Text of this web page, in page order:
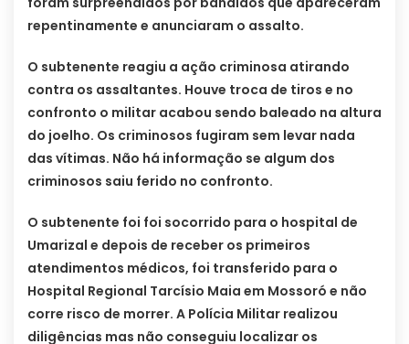
repentinamente e anunciaram o assalto.
O subtenente reagiu a ação criminosa atirando
contra os assaltantes. Houve troca de tiros e no
confronto o militar acabou sendo baleado na altura
do joelho. Os criminosos fugiram sem levar nada
das vítimas. Não há informação se algum dos
criminosos saiu ferido no confronto.
O subtenente foi foi socorrido para o hospital de
Umarizal e depois de receber os primeiros
atendimentos médicos, foi transferido para o
Hospital Regional Tarcísio Maia em Mossoró e não
corre risco de morrer. A Polícia Militar realizou
diligências mas não conseguiu localizar os